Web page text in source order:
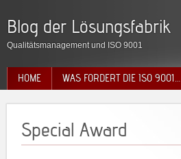
Blog der Lösungsfabrik
Qualitätsmanagement und ISO 9001
HOME WAS FORDERT DIE ISO 9001…
Special Award